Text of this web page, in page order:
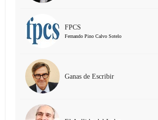
FPCS
Fernando Pino Calvo Sotelo
Ganas de Escribir